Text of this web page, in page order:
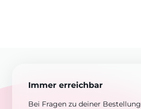
Immer erreichbar
Bei Fragen zu deiner Bestellung